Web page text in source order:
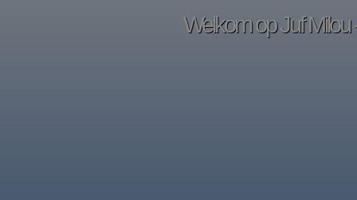
Welkom op Juf Milou